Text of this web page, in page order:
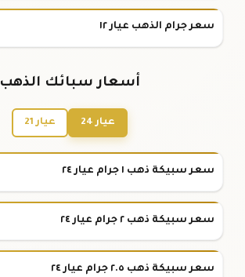
سعر جرام الذهب عيار ١٢
أسعار سبائك الذهب
عيار 24 عيار 21
سعر سبيكة ذهب ١ جرام عيار ٢٤
سعر سبيكة ذهب ٢ جرام عيار ٢٤
سعر سبيكة ذهب ٢.٥ جرام عيار ٢٤